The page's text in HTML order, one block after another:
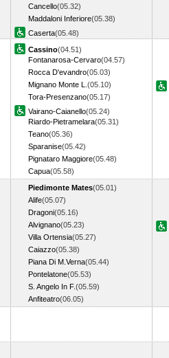
Cancello(05.32)
Maddaloni Inferiore(05.38)
Caserta(05.48)
Cassino(04.51)
Fontanarosa-Cervaro(04.57)
Rocca D'evandro(05.03)
Mignano Monte L. (05.10)
Tora-Presenzano(05.17)
Vairano-Caianello(05.24)
Riardo-Pietramelara(05.31)
Teano(05.36)
Sparanise(05.42)
Pignataro Maggiore(05.48)
Capua(05.58)
Piedimonte Mates(05.01)
Alife(05.07)
Dragoni(05.16)
Alvignano(05.23)
Villa Ortensia(05.27)
Caiazzo(05.38)
Piana Di M.Verna(05.44)
Pontelatone(05.53)
S. Angelo In F.(05.59)
Anfiteatro(06.05)